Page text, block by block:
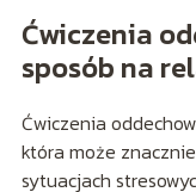
Ćwiczenia
sposób na
Ćwiczenia
która może
sytuacjach